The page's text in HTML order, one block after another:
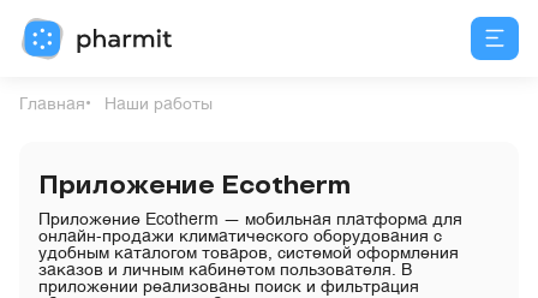
Главная Наши работы
Приложение Ecotherm
Приложение Ecotherm — мобильная платформа для
онлайн-продажи климатического оборудования с
удобным каталогом товаров, системой оформления
заказов и личным кабинетом пользователя. В
приложении реализованы поиск и фильтрация